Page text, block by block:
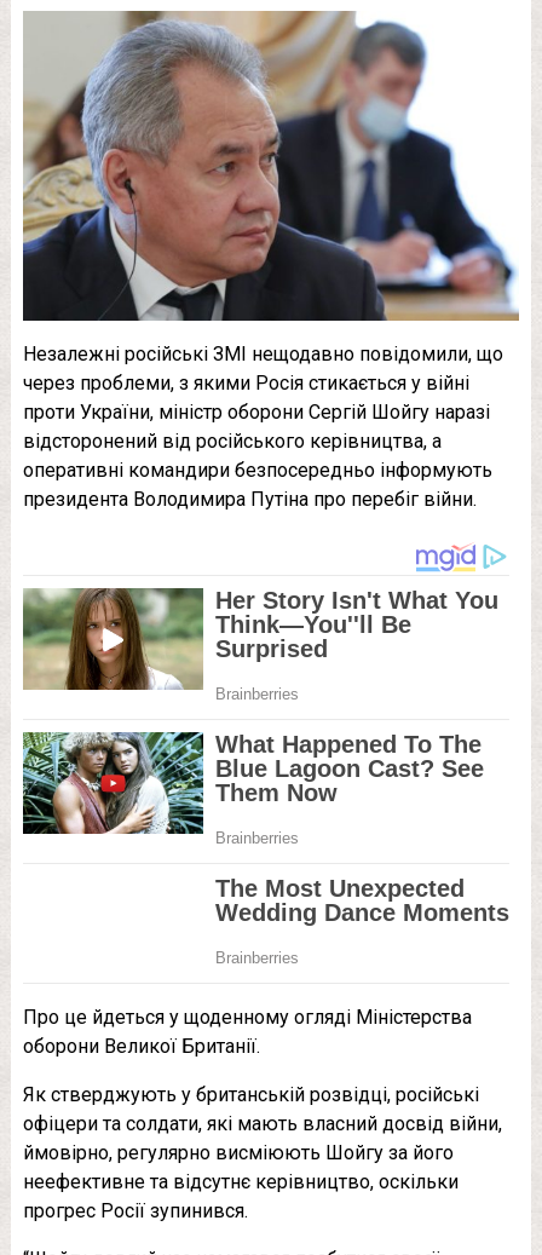
Незалежні російські ЗМІ нещодавно повідомили, що
через проблеми, з якими Росія стикається у війні
проти України, міністр оборони Сергій Шойгу наразі
відсторонений від російського керівництва, а
оперативні командири безпосередньо інформують
президента Володимира Путіна про перебіг війни.
Про це йдеться у щоденному огляді Міністерства
оборони Великої Британії.
Як стверджують у британській розвідці, російські
офіцери та солдати, які мають власний досвід війни,
ймовірно, регулярно висміюють Шойгу за його
неефективне та відсутнє керівництво, оскільки
прогрес Росії зупинився.